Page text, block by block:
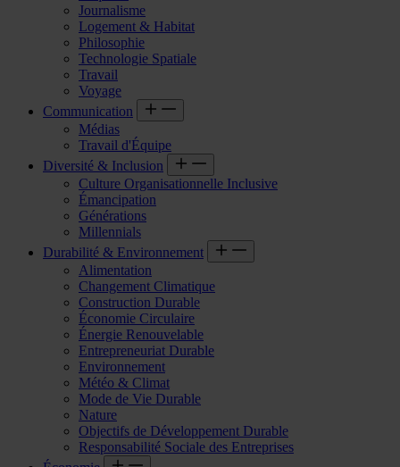
Journalisme
Logement & Habitat
Philosophie
Technologie Spatiale
Travail
Voyage
Communication
Médias
Travail d'Équipe
Diversité & Inclusion
Culture Organisationnelle Inclusive
Émancipation
Générations
Millennials
Durabilité & Environnement
Alimentation
Changement Climatique
Construction Durable
Économie Circulaire
Énergie Renouvelable
Entrepreneuriat Durable
Environnement
Météo & Climat
Mode de Vie Durable
Nature
Objectifs de Développement Durable
Responsabilité Sociale des Entreprises